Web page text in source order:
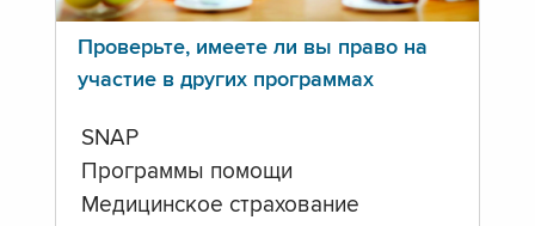
Проверьте, имеете ли вы право на
участие в других программах
SNAP
Программы помощи
Медицинское страхование